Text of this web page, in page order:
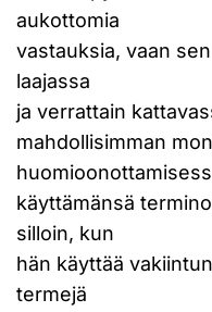
aukottomia
vastauksia, vaan
laajassa
ja verrattain
mahdollisimman
käyttämänsä
silloin, kun
hän käyttää
termejä